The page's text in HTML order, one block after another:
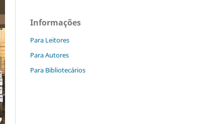
Informações
Para Leitores
Para Autores
Para Bibliotecários